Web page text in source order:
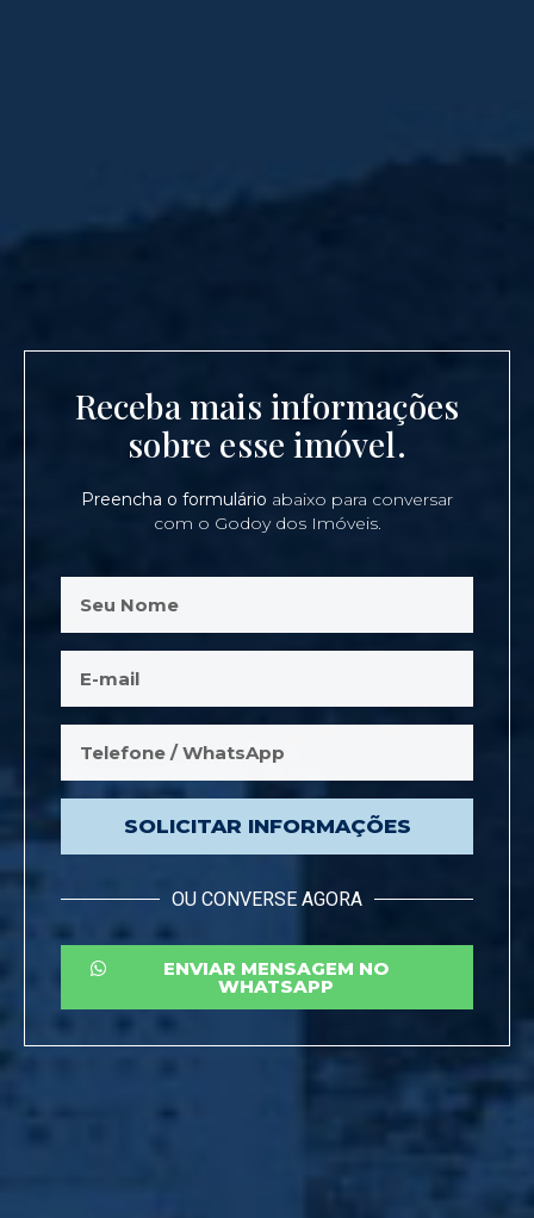
Receba mais informações
sobre esse imóvel.
Preencha o formulário abaixo para conversar
com o Godoy dos Imóveis.
SOLICITAR INFORMAÇÕES
OU CONVERSE AGORA
ENVIAR MENSAGEM NO
WHATSAPP